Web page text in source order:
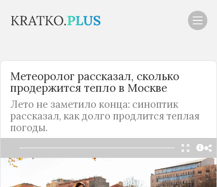
Метеоролог рассказал, сколько
продержится тепло в Москве
Лето не заметило конца: синоптик
рассказал, как долго продлится теплая
погоды.